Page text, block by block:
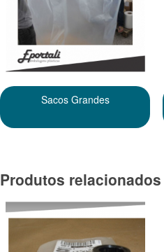
Sacos Grandes
Produtos relacionados